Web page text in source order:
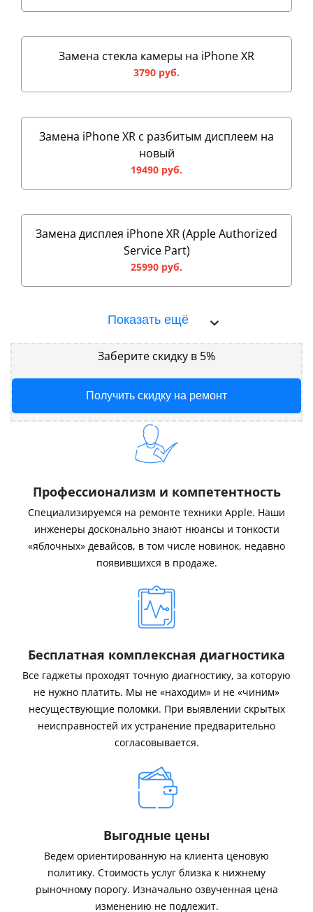
Замена стекла камеры на iPhone XR
3790 руб.
Замена iPhone XR с разбитым дисплеем на
новый
19490 руб.
Замена дисплея iPhone XR (Apple Authorized
Service Part)
25990 руб.
Показать ещё
Заберите скидку в 5%
Получить скидку на ремонт
Профессионализм и компетентность
Специализируемся на ремонте техники Apple. Наши
инженеры досконально знают нюансы и тонкости
«яблочных» девайсов, в том числе новинок, недавно
появившихся в продаже.
Бесплатная комплексная диагностика
Все гаджеты проходят точную диагностику, за которую
не нужно платить. Мы не «находим» и не «чиним»
несуществующие поломки. При выявлении скрытых
неисправностей их устранение предварительно
согласовывается.
Выгодные цены
Ведем ориентированную на клиента ценовую
политику. Стоимость услуг близка к нижнему
рыночному порогу. Изначально озвученная цена
изменению не подлежит.